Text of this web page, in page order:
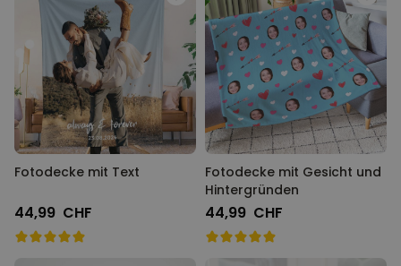
Fotodecke mit Text
44,99 CHF
Fotodecke mit Gesicht und
Hintergründen
44,99 CHF